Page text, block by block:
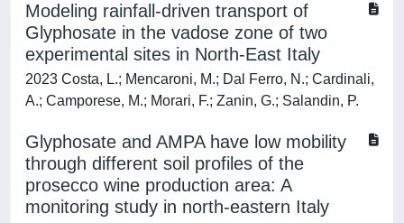
Modeling rainfall-driven transport of
Glyphosate in the vadose zone of two
experimental sites in North-East Italy
2023 Costa, L.; Mencaroni, M.; Dal Ferro, N.; Cardinali,
A.; Camporese, M.; Morari, F.; Zanin, G.; Salandin, P.
Glyphosate and AMPA have low mobility
through different soil profiles of the
prosecco wine production area: A
monitoring study in north-eastern Italy